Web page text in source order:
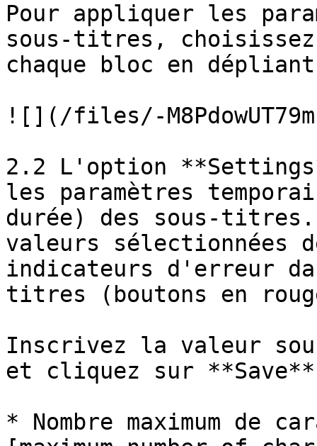
Pour appliquer les
sous-titres,
chaque bloc en
![](/files/-
2.2 L'option
les paramètres
durée) des sous-
valeurs sélectionnées
indicateurs d'erreur
titres (boutons en
Inscrivez la valeur
et cliquez sur
* Nombre maximum de